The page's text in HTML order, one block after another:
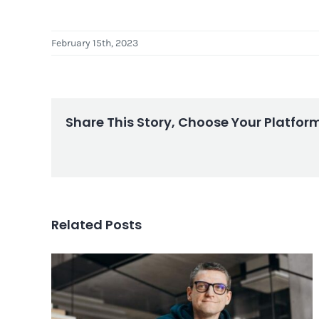
February 15th, 2023
Share This Story, Choose Your
Related Posts